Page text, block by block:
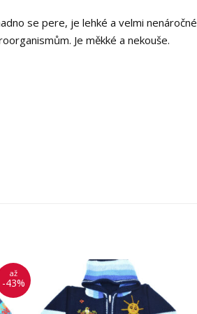
se pere, je lehké a velmi nenáročné
Je měkké a nekouše.
až
-43%